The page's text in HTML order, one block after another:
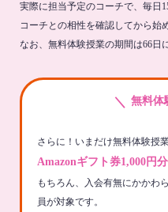
実際に担当予定のコーチで、毎日
コーチとの相性を確認してから始
なお、無料体験授業の期間は66日
＼ 無料体
さらに！いまだけ無料体験授
Amazonギフト券1,000円分
もちろん、入会有無にかかわ
員が対象です。